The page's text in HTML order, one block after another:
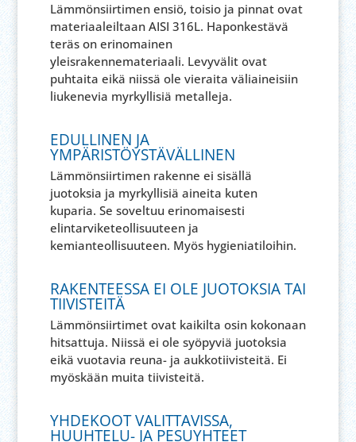
Lämmönsiirtimen ensiö, toisio ja pinnat ovat
materiaaleiltaan AISI 316L. Haponkestävä
teräs on erinomainen
yleisrakennemateriaali. Levyvälit ovat
puhtaita eikä niissä ole vieraita väliaineisiin
liukenevia myrkyllisiä metalleja.
EDULLINEN JA
YMPÄRISTÖYSTÄVÄLLINEN
Lämmönsiirtimen rakenne ei sisällä
juotoksia ja myrkyllisiä aineita kuten
kuparia. Se soveltuu erinomaisesti
elintarviketeollisuuteen ja
kemianteollisuuteen. Myös hygieniatiloihin.
RAKENTEESSA EI OLE JUOTOKSIA TAI
TIIVISTEITÄ
Lämmönsiirtimet ovat kaikilta osin kokonaan
hitsattuja. Niissä ei ole syöpyviä juotoksia
eikä vuotavia reuna- ja aukkotiivisteitä. Ei
myöskään muita tiivisteitä.
YHDEKOOT VALITTAVISSA,
HUUHTELU- JA PESUYHTEET